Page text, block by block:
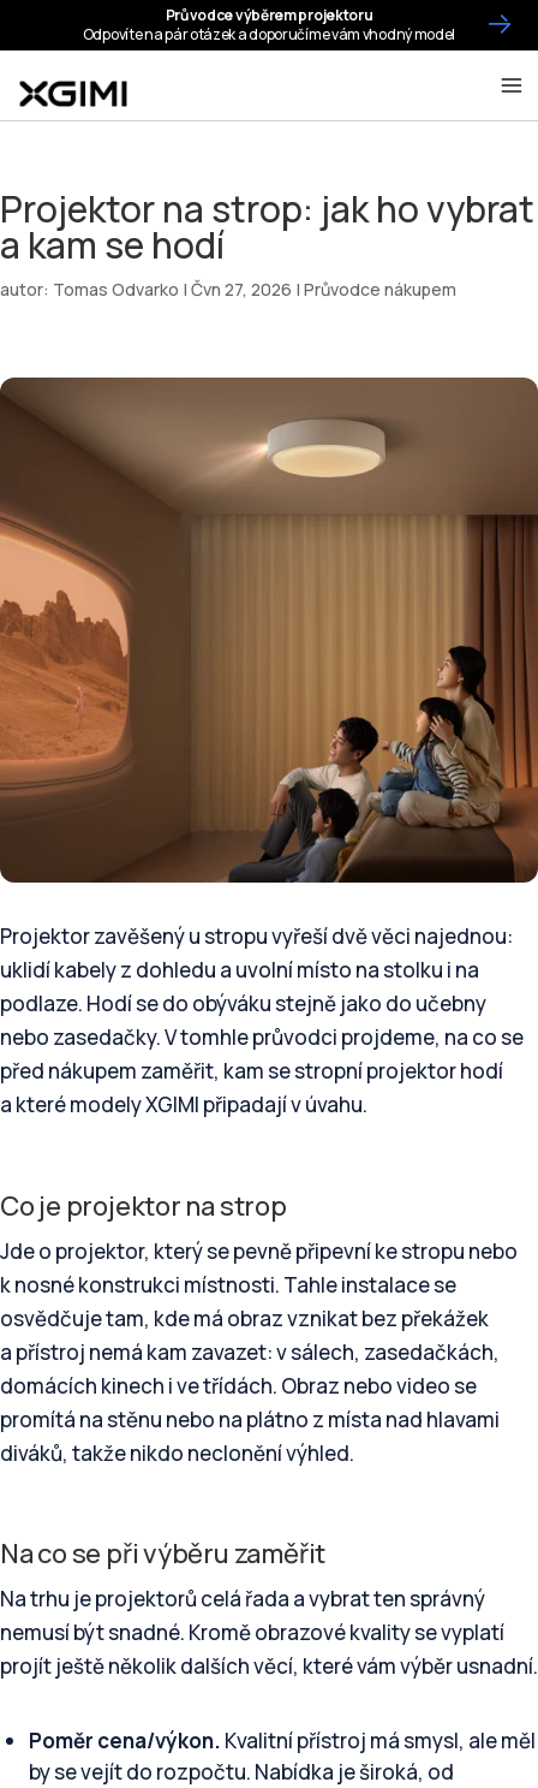
Projektor na strop: jak ho vybrat
a kam se hodí
autor: Tomas Odvarko | Čvn 27, 2026 | Průvodce nákupem
Projektor zavěšený u stropu vyřeší dvě věci najednou:
uklidí kabely z dohledu a uvolní místo na stolku i na
podlaze. Hodí se do obýváku stejně jako do učebny
nebo zasedačky. V tomhle průvodci projdeme, na co se
před nákupem zaměřit, kam se stropní projektor hodí
a které modely XGIMI připadají v úvahu.
Co je projektor na strop
Jde o projektor, který se pevně připevní ke stropu nebo
k nosné konstrukci místnosti. Tahle instalace se
osvědčuje tam, kde má obraz vznikat bez překážek
a přístroj nemá kam zavazet: v sálech, zasedačkách,
domácích kinech i ve třídách. Obraz nebo video se
promítá na stěnu nebo na plátno z místa nad hlavami
diváků, takže nikdo neclonění výhled.
Na co se při výběru zaměřit
Na trhu je projektorů celá řada a vybrat ten správný
nemusí být snadné. Kromě obrazové kvality se vyplatí
projít ještě několik dalších věcí, které vám výběr usnadní.
Poměr cena/výkon. Kvalitní přístroj má smysl, ale měl
by se vejít do rozpočtu. Nabídka je široká, od